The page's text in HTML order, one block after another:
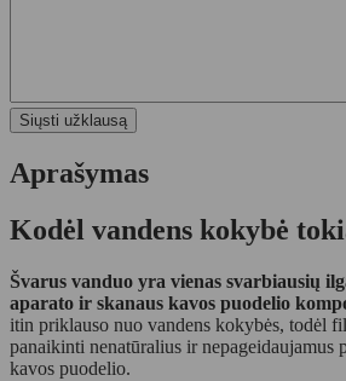
Aprašymas
Kodėl vandens kokybė
Švarus vanduo yra vienas svarbiausių
aparato ir skanaus kavos puodelio
itin priklauso nuo vandens kokybės, todėl
panaikinti nenatūralius ir nepageidaujamus
kavos puodelio.